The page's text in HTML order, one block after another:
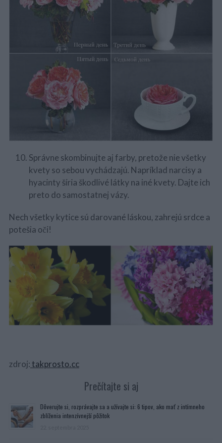
Správne skombinujte aj farby, pretože nie všetky
kvety so sebou vychádzajú. Napríklad narcisy a
hyacinty šíria škodlivé látky na iné kvety. Dajte ich
preto do samostatnej vázy.
Nech všetky kytice sú darované láskou, zahrejú srdce a
potešia oči!
zdroj: takprosto.cc
Prečítajte si aj
Dôverujte si, rozprávajte sa a užívajte si: 6 tipov, ako mať z intímneho
zblíženia intenzívnejší pôžitok